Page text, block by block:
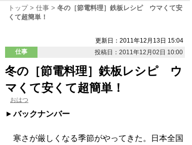
トップ 仕事
冬の［節電料理］鉄板レシピ ウマくて安
くて超簡単！
更新日：2011年12月13日 15:04
仕事
投稿日：2011年12月02日 10:00
冬の［節電料理］鉄板レシピ ウ
マくて安くて超簡単！
おはつ
バックナンバー
寒さが厳しくなる季節がやってきた。日本全国